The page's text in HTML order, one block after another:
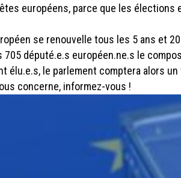
européens, parce que les élections
se renouvelle tous les 5 ans et
705 député.e.s européen.ne.s le
élu.e.s, le parlement comptera alors
concerne, informez-vous !